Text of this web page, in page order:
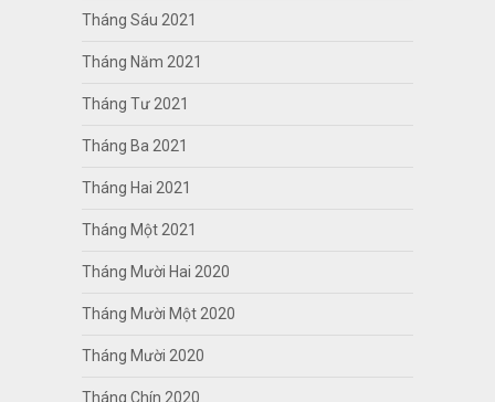
Tháng Sáu 2021
Tháng Năm 2021
Tháng Tư 2021
Tháng Ba 2021
Tháng Hai 2021
Tháng Một 2021
Tháng Mười Hai 2020
Tháng Mười Một 2020
Tháng Mười 2020
Tháng Chín 2020